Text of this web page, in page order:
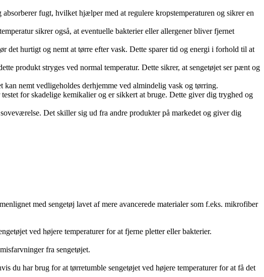
fugt, hvilket hjælper med at regulere kropstemperaturen og sikrer en
sikrer også, at eventuelle bakterier eller allergener bliver fjernet
det hurtigt og nemt at tørre efter vask. Dette sparer tid og energi i forhold til at
produkt stryges ved normal temperatur. Dette sikrer, at sengetøjet ser pænt og
nemt vedligeholdes derhjemme ved almindelig vask og tørring.
for skadelige kemikalier og er sikkert at bruge. Dette giver dig tryghed og
Det skiller sig ud fra andre produkter på markedet og giver dig
med sengetøj lavet af mere avancerede materialer som f.eks. mikrofiber
ved højere temperaturer for at fjerne pletter eller bakterier.
fra sengetøjet.
du har brug for at tørretumble sengetøjet ved højere temperaturer for at få det